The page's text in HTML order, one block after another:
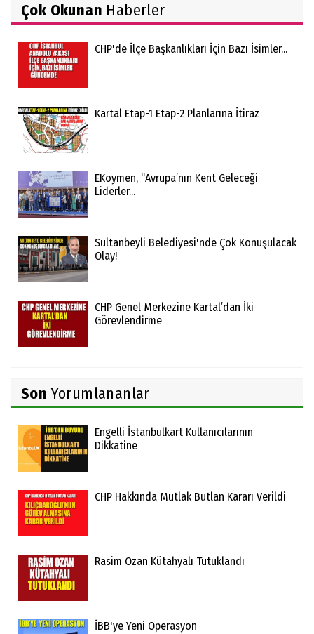
Çok Okunan Haberler
CHP'de İlçe Başkanlıkları İçin Bazı İsimler...
Kartal Etap-1 Etap-2 Planlarına İtiraz
EKöymen, “Avrupa’nın Kent Geleceği
Liderler...
Sultanbeyli Belediyesi'nde Çok Konuşulacak
Olay!
CHP Genel Merkezine Kartal’dan İki
Görevlendirme
Son Yorumlananlar
Engelli İstanbulkart Kullanıcılarının
Dikkatine
CHP Hakkında Mutlak Butlan Kararı Verildi
Rasim Ozan Kütahyalı Tutuklandı
İBB'ye Yeni Operasyon